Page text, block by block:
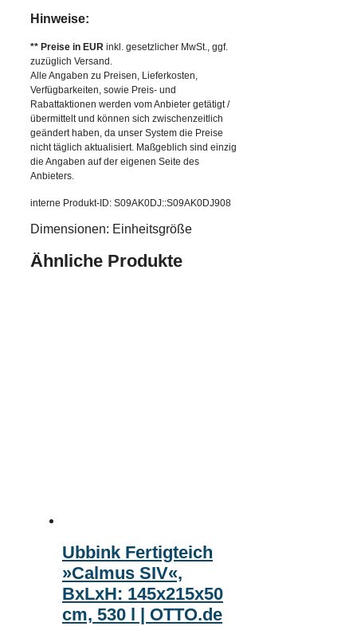
Hinweise:
** Preise in EUR inkl. gesetzlicher MwSt., ggf.
zuzüglich Versand.
Alle Angaben zu Preisen, Lieferkosten,
Verfügbarkeiten, sowie Preis- und
Rabattaktionen werden vom Anbieter getätigt /
übermittelt und können sich zwischenzeitlich
geändert haben, da unser System die Preise
nicht täglich aktualisiert. Maßgeblich sind einzig
die Angaben auf der eigenen Seite des
Anbieters.
interne Produkt-ID: S09AK0DJ::S09AK0DJ908
Dimensionen: Einheitsgröße
Ähnliche Produkte
Ubbink Fertigteich
»Calmus SIV«,
BxLxH: 145x215x50
cm, 530 l | OTTO.de